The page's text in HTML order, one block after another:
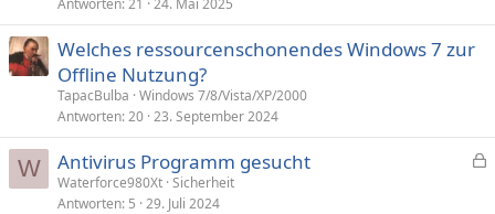
Welches ressourcenschonendes Windows 7 zur
Offline Nutzung?
TapacBulba Windows 7/8/Vista/XP/2000
Antworten 20 23. September 2024
W Antivirus Programm gesucht
Waterforce980Xt Sicherheit
Antworten 5 29. Juli 2024